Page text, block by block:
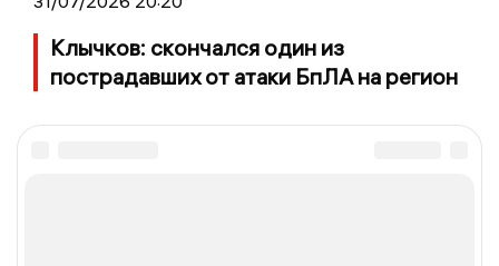
Клычков: скончался один из
пострадавших от атаки БпЛА на регион